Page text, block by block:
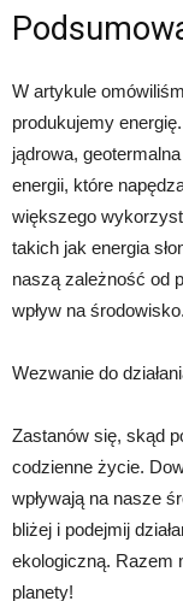
W artykule
produkujemy
jądrowa,
energii, które
większego
takich jak energia
naszą zależność od
wpływ na środowisko.
Wezwanie do
Zastanów się, skąd
codzienne życie.
wpływają na nasze
bliżej i podejmij
ekologiczną. Razem
planety!